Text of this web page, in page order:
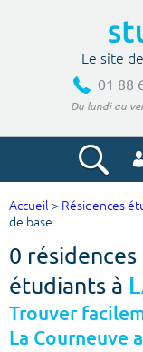
Le site
01 88
Du lundi au
Ville, école
Budget min
Accueil > Résidences
de base
0
étudiants à
Trouver
La Courneuve